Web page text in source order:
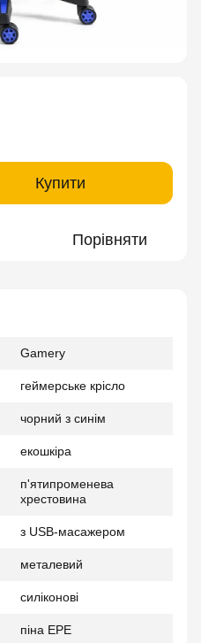
Купити
Порівняти
Gamery
геймерське крісло
чорний з синім
екошкіра
п'ятипроменева
хрестовина
з USB-масажером
металевий
силіконові
піна EPE